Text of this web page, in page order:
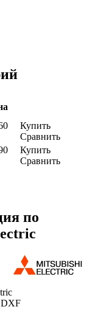
Купить
Сравнить
Купить
Сравнить
по
DXF